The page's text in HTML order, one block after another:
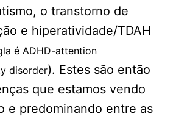
o transtorno de
e hiperatividade/TDAH
é ADHD-attention
disorder). Estes são então
que estamos vendo
e predominando entre as